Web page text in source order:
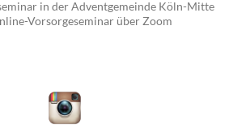
in der Adventgemeinde Köln-Mitte
Vorsorgeseminar über Zoom